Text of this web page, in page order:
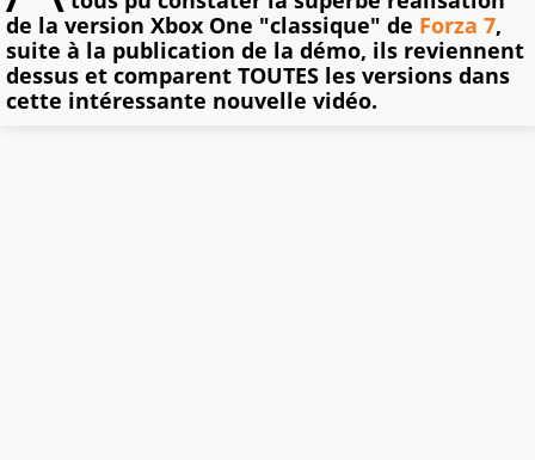
de la version Xbox One "classique" de Forza 7,
suite à la publication de la démo, ils reviennent
dessus et comparent TOUTES les versions dans
cette intéressante nouvelle vidéo.